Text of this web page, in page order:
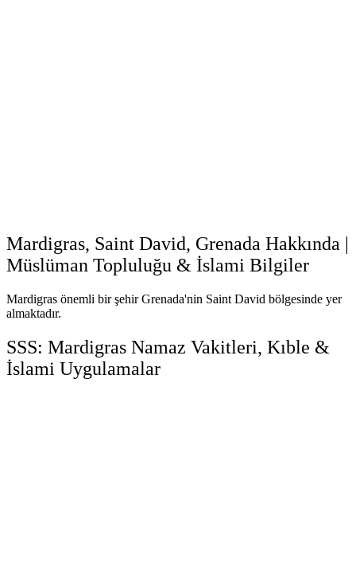
Mardigras, Saint David, Grenada Hakkında |
Müslüman Topluluğu & İslami Bilgiler
Mardigras önemli bir şehir Grenada'nin Saint David bölgesinde yer
almaktadır.
SSS: Mardigras Namaz Vakitleri, Kıble &
İslami Uygulamalar